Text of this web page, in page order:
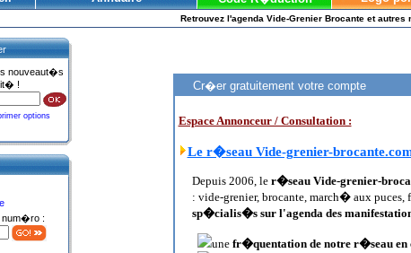
Retrouvez l'agenda Vide-Grenier Brocante et
Cr�er gratuitement votre compte
Espace Annonceur / Consultation :
Le r�seau Vide-grenier-
Depuis 2006, le r�seau Vide-grenier-
: vide-grenier, brocante, march� aux
sp�cialis�s sur l'agenda des
une fr�quentation de notre r�seau en
nouveaut�s
!
options
num�ro :